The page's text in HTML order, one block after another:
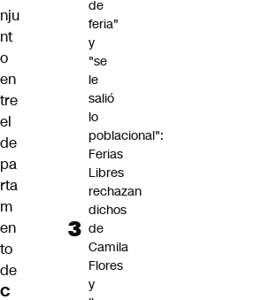
nju
nt
o
en
tre
el
de
pa
rta
m
en
to
de
C
de
feria"
y
"se
le
salió
lo
poblacional":
Ferias
Libres
rechazan
dichos
de
Camila
Flores
y